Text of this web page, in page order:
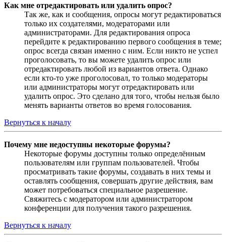
Как мне отредактировать или удалить опрос?
Так же, как и сообщения, опросы могут редактироваться
только их создателями, модераторами или
администраторами. Для редактирования опроса
перейдите к редактированию первого сообщения в теме;
опрос всегда связан именно с ним. Если никто не успел
проголосовать, то вы можете удалить опрос или
отредактировать любой из вариантов ответа. Однако
если кто-то уже проголосовал, то только модераторы
или администраторы могут отредактировать или
удалить опрос. Это сделано для того, чтобы нельзя было
менять варианты ответов во время голосования.
Вернуться к началу
Почему мне недоступны некоторые форумы?
Некоторые форумы доступны только определённым
пользователям или группам пользователей. Чтобы
просматривать такие форумы, создавать в них темы и
оставлять сообщения, совершать другие действия, вам
может потребоваться специальное разрешение.
Свяжитесь с модератором или администратором
конференции для получения такого разрешения.
Вернуться к началу